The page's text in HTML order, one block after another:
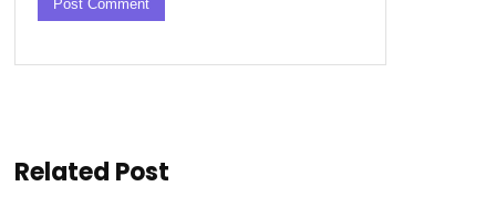
Related Post